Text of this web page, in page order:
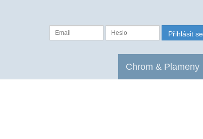
Přihlásit se
Chrom & Plameny